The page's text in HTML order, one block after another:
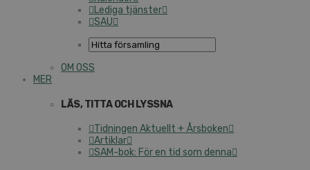
Lediga tjänster
SAU
OM OSS
MER
LÄS, TITTA OCH LYSSNA
Tidningen Aktuellt + Årsboken
Artiklar
SAM-bok: För en tid som denna